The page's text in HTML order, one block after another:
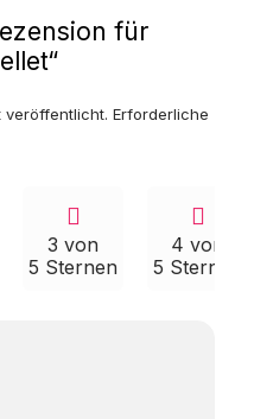
für
veröffentlicht. Erforderliche
3 von
5 Sternen
4 von
5 Sternen